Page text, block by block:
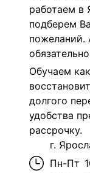
работаем в
подберем
пожеланий.
Обучаем
долгого
удобства
рассрочку.
г.
Пн-Пт